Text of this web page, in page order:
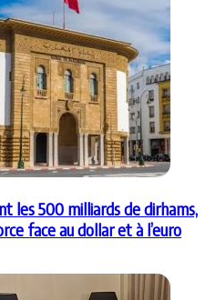
les 500 milliards de dirhams,
face au dollar et à l’euro